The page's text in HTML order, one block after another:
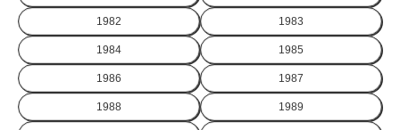
1982 1983
1984 1985
1986 1987
1988 1989